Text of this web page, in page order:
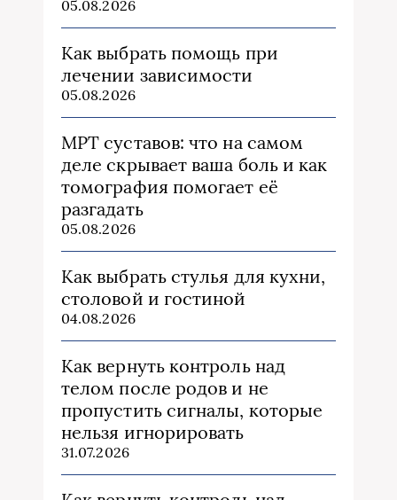
05.08.2026
Как выбрать помощь при
лечении зависимости
05.08.2026
МРТ суставов: что на самом
деле скрывает ваша боль и как
томография помогает её
разгадать
05.08.2026
Как выбрать стулья для кухни,
столовой и гостиной
04.08.2026
Как вернуть контроль над
телом после родов и не
пропустить сигналы, которые
нельзя игнорировать
31.07.2026